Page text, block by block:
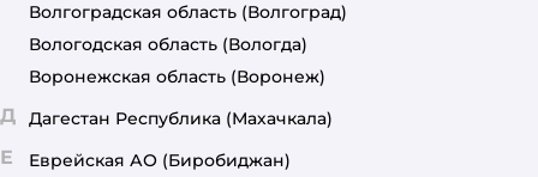
Волгоградская область (Волгоград)
Вологодская область (Вологда)
Воронежская область (Воронеж)
Д Дагестан Республика (Махачкала)
Е Еврейская АО (Биробиджан)